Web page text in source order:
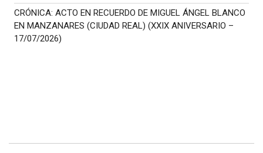
CRÓNICA: ACTO EN RECUERDO DE MIGUEL ÁNGEL BLANCO
EN MANZANARES (CIUDAD REAL) (XXIX ANIVERSARIO –
17/07/2026)